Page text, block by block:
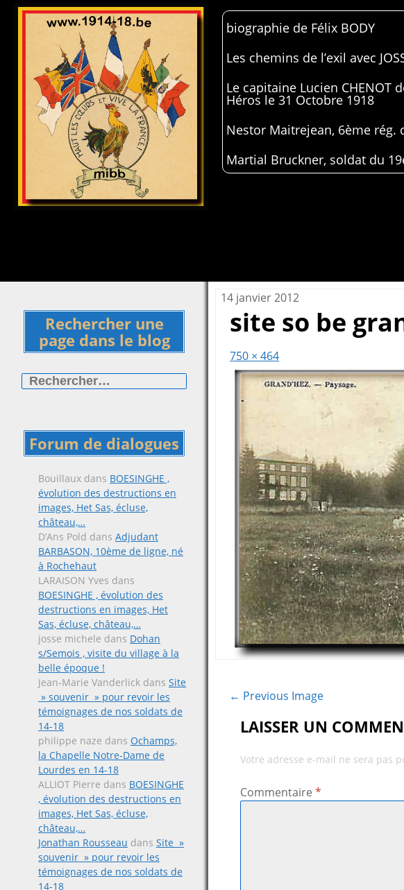
biographie de Félix BODY
Les chemins de l’exil avec
Le capitaine Lucien CHENOT
Héros le 31 Octobre 1918
Nestor Maitrejean, 6ème rég.
Martial Bruckner, soldat du
Rechercher une
page dans le blog
Forum de dialogues
Bouillaux dans BOESINGHE ,
évolution des destructions en
images, Het Sas, écluse,
château,…
D’Ans Pold dans Adjudant
BARBASON, 10ème de ligne, né
à Rochehaut
LARAISON Yves dans
BOESINGHE , évolution des
destructions en images, Het
Sas, écluse, château,…
josse michele dans Dohan
s/Semois , visite du village à la
belle époque !
Jean-Marie Vanderlick dans Site
» souvenir » pour revoir les
témoignages de nos soldats de
14-18
philippe naze dans Ochamps,
la Chapelle Notre-Dame de
Lourdes en 14-18
ALLIOT Pierre dans BOESINGHE
, évolution des destructions en
images, Het Sas, écluse,
château,…
Jonathan Rousseau dans Site »
souvenir » pour revoir les
témoignages de nos soldats de
14-18
14 janvier 2012
site so be
750 × 464
← Previous Image
LAISSER UN
Votre adresse e-mail ne sera pas
Commentaire*